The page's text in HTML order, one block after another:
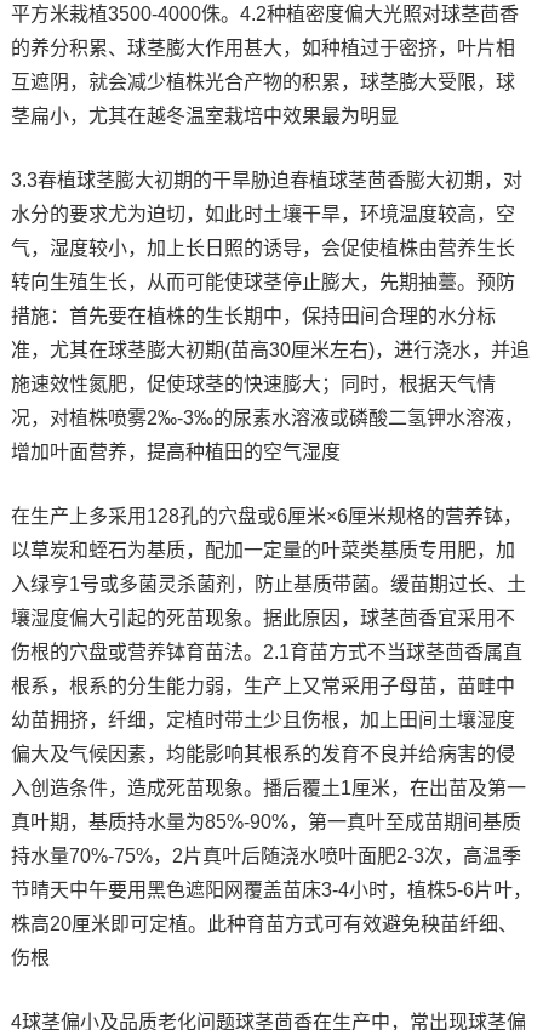
平方米栽植3500-4000侏。4.2种植密度偏大光照对球茎茴香
的养分积累、球茎膨大作用甚大，如种植过于密挤，叶片相
互遮阴，就会减少植株光合产物的积累，球茎膨大受限，球
茎扁小，尤其在越冬温室栽培中效果最为明显
3.3春植球茎膨大初期的干旱胁迫春植球茎茴香膨大初期，对
水分的要求尤为迫切，如此时土壤干旱，环境温度较高，空
气，湿度较小，加上长日照的诱导，会促使植株由营养生长
转向生殖生长，从而可能使球茎停止膨大，先期抽薹。预防
措施：首先要在植株的生长期中，保持田间合理的水分标
准，尤其在球茎膨大初期(苗高30厘米左右)，进行浇水，并追
施速效性氮肥，促使球茎的快速膨大；同时，根据天气情
况，对植株喷雾2‰-3‰的尿素水溶液或磷酸二氢钾水溶液，
增加叶面营养，提高种植田的空气湿度
在生产上多采用128孔的穴盘或6厘米×6厘米规格的营养钵，
以草炭和蛭石为基质，配加一定量的叶菜类基质专用肥，加
入绿亨1号或多菌灵杀菌剂，防止基质带菌。缓苗期过长、土
壤湿度偏大引起的死苗现象。据此原因，球茎茴香宜采用不
伤根的穴盘或营养钵育苗法。2.1育苗方式不当球茎茴香属直
根系，根系的分生能力弱，生产上又常采用子母苗，苗畦中
幼苗拥挤，纤细，定植时带土少且伤根，加上田间土壤湿度
偏大及气候因素，均能影响其根系的发育不良并给病害的侵
入创造条件，造成死苗现象。播后覆土1厘米，在出苗及第一
真叶期，基质持水量为85%-90%，第一真叶至成苗期间基质
持水量70%-75%，2片真叶后随浇水喷叶面肥2-3次，高温季
节晴天中午要用黑色遮阳网覆盖苗床3-4小时，植株5-6片叶，
株高20厘米即可定植。此种育苗方式可有效避免秧苗纤细、
伤根
4球茎偏小及品质老化问题球茎茴香在生产中，常出现球茎偏